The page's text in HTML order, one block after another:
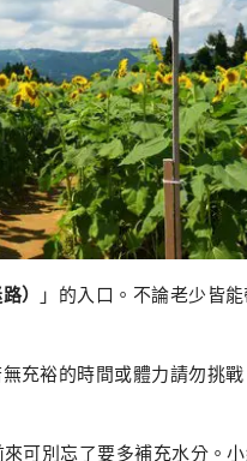
）
」的入口。不論老少皆
充裕的時間或體力請勿挑戰
可別忘了要多補充水分。